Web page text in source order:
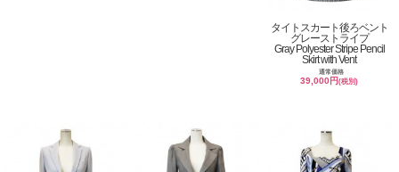
タイトスカート後ろベント
グレーストライプ
Gray Polyester Stripe Pencil
Skirt with Vent
通常価格
39,000円(税別)